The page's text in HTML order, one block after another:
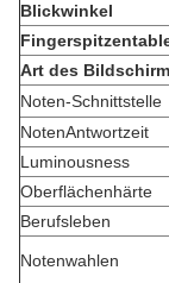
Blickwinkel
Art des
Noten-Schnittstelle
NotenAntwortzeit
Luminousness
Oberflächenhärte
Berufsleben
Notenwahlen